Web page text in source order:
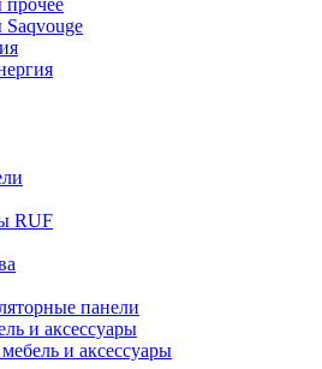
RUF
панели
и аксессуары
и аксессуары